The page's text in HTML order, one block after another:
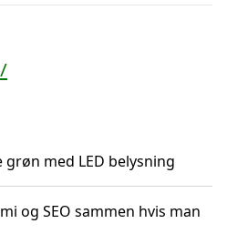
med LED belysning
og SEO sammen hvis man